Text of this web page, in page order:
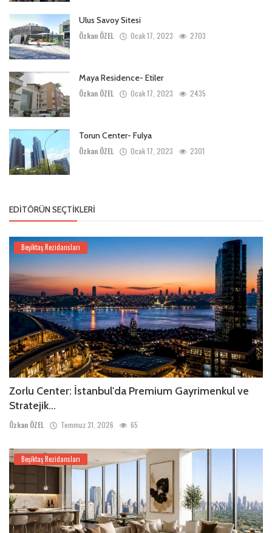
Ulus Savoy Sitesi
Özkan ÖZEL Ocak 17, 2023 2703
Maya Residence- Etiler
Özkan ÖZEL Ocak 17, 2023 2435
Torun Center- Fulya
Özkan ÖZEL Ocak 17, 2023 2301
EDITÖRÜN SEÇTIKLERI
Beşiktaş Rezidansları
Zorlu Center: İstanbul'da Premium Gayrimenkul ve
Stratejik...
Özkan ÖZEL Temmuz 31, 2026 65
Beşiktaş Rezidansları